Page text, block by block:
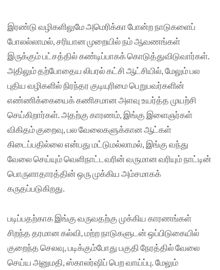
இரண்டு வழிகளிலுமே அமெரிக்கா போன்ற நாடுகளைப்
போலல்லாமல், சரியான முறையில் நம் ஆவணங்கள்
இருக்கும் பட்சத்தில் கண்டிப்பாகக் கொடுத்துவிடுவார்கள்.
அதிலும் தற்போதைய லிபரல் கட்சி ஆட்சியில், மேலும் பல
புதிய வழிகளில் நிரந்தர குடியுரிமை பெறுபவர்களின்
எண்ணிக்கையைக் கணிசமான அளவு உயர்த்த முயற்சி
செய்கிறார்கள். அதற்கு காரணம், இங்கு இளைஞர்கள்
விகிதம் குறைவு, பல வேலைகளுக்கான ஆட்கள்
கிடைப்பதில்லை என்பது மட்டுமல்லாமல், இங்கு வந்து
வேலை செய்யும் வெளிநாட்டவரின் வருமான வரியும் நாட்டின்
பொருளாதாரத்தின் ஒரு முக்கிய அம்சமாகக்
கருதப்படுகிறது.
படிப்பதற்காக இங்கு வருவதற்கு முக்கிய காரணங்கள்
சிறந்த தரமான கல்வி, மற்ற நாடுகளுடன் ஒப்பிடுகையில்
குறைந்த செலவு, படிக்கும்போது பகுதி நேரத்தில் வேலை
செய்ய அனுமதி, ஸ்காலர்ஷிப் பெற வாய்ப்பு. மேலும்